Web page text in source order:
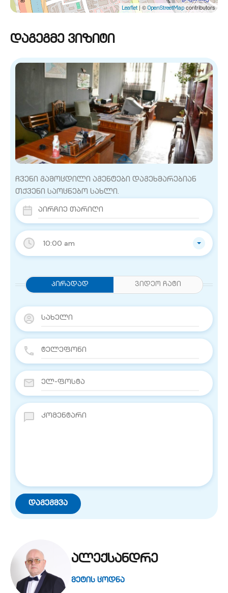
Leaflet| ©OpenStreetMap contributors
დაგეგმე ვიზიტი
10:00 am
Პირადად ვიდეო ჩატი
ჩვენი გამოცდილი აგენტები დაგეხმარებიან
თქვენი საოცნებო სახლი.
ალექსანდრე
მეტის ცოდნა